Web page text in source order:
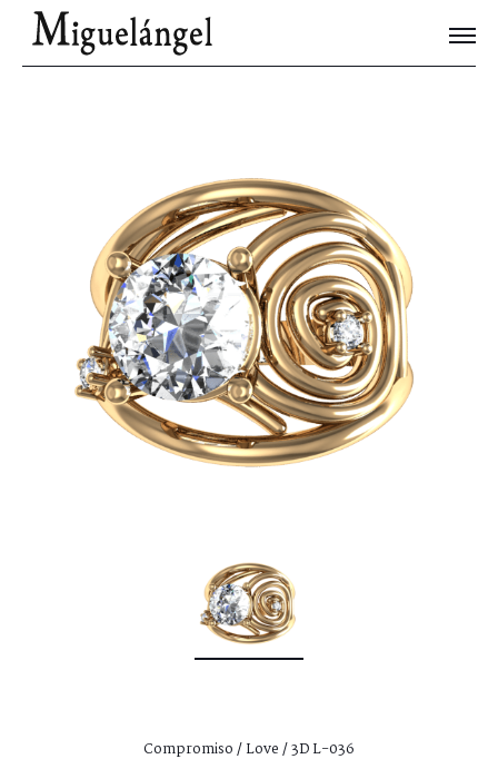
Joyas Únicas
Contacto
Compromiso/Love/ 3D L-036